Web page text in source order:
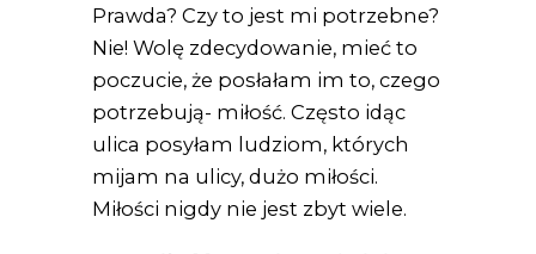
Prawda? Czy to jest mi potrzebne?
Nie! Wolę zdecydowanie, mieć to
poczucie, że posłałam im to, czego
potrzebują- miłość. Często idąc
ulica posyłam ludziom, których
mijam na ulicy, dużo miłości.
Miłości nigdy nie jest zbyt wiele.